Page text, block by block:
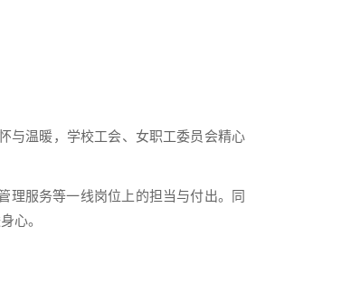
与温暖，学校工会、女职工委员会精心
理服务等一线岗位上的担当与付出。同
心。